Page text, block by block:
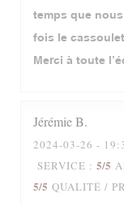
temps que
fois le
Merci à toute
JérémieB
2024-03-26 -
SERVICE : 5/5
5/5 QUALITÉ /